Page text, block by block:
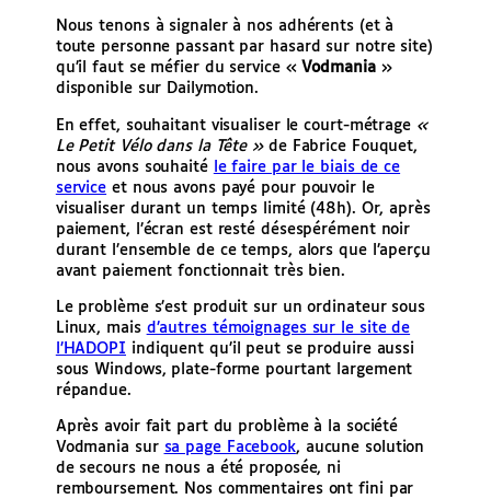
Nous tenons à signaler à nos adhérents (et à
toute personne passant par hasard sur notre site)
qu’il faut se méfier du service « Vodmania»
disponible sur Dailymotion.
En effet, souhaitant visualiser le court-métrage «
Le Petit Vélo dans la Tête »de Fabrice Fouquet,
nous avons souhaité
le faire par le biais de ce
service et nous avons payé pour pouvoir le
visualiser durant un temps limité (48h). Or, après
paiement, l’écran est resté désespérément noir
durant l’ensemble de ce temps, alors que l’aperçu
avant paiement fonctionnait très bien.
Le problème s’est produit sur un ordinateur sous
Linux, mais d’autres témoignages sur le site de
l’HADOPI indiquent qu’il peut se produire aussi
sous Windows, plate-forme pourtant largement
répandue.
Après avoir fait part du problème à la société
Vodmania sur sa page Facebook, aucune solution
de secours ne nous a été proposée, ni
remboursement. Nos commentaires ont fini par